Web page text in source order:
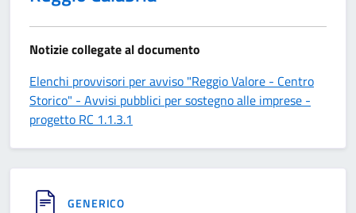
Notizie collegate al documento
Elenchi provvisori per avviso "Reggio Valore - Centro
Storico" - Avvisi pubblici per sostegno alle imprese -
progetto RC 1.1.3.1
GENERICO